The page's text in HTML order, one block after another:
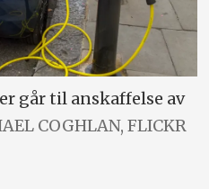
går til anskaffelse av
COGHLAN, FLICKR